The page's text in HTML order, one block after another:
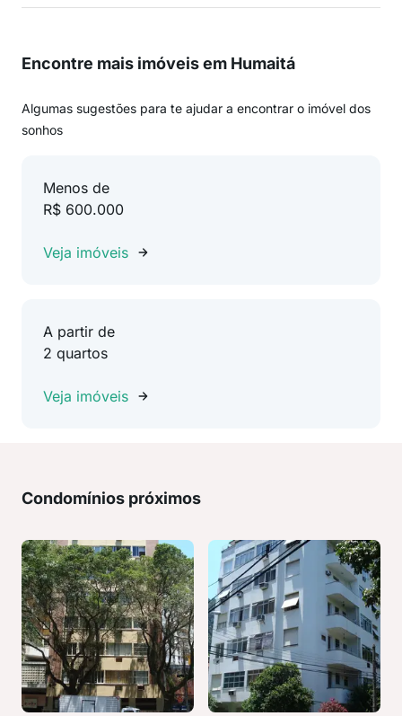
Encontre mais imóveis em Humaitá
Algumas sugestões para te ajudar a encontrar o imóvel dos
sonhos
Menos de
R$ 600.000
Veja imóveis
A partir de
2 quartos
Veja imóveis
Condomínios próximos